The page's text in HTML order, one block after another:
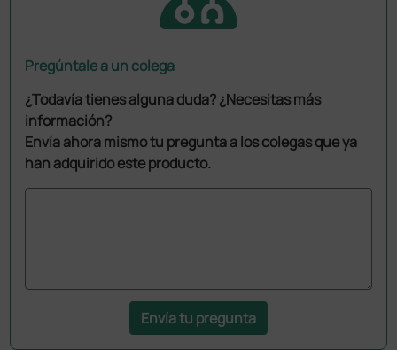
Pregúntale a un colega
¿Todavía tienes alguna duda? ¿Necesitas más
información?
Envía ahora mismo tu pregunta a los colegas que ya
han adquirido este producto.
Envía tu pregunta